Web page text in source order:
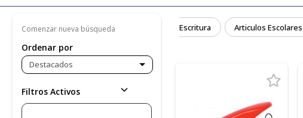
Comenzar nueva búsqueda
Ordenar por
Destacados
Filtros Activos
Articulos Basicos Articulos De Escritura Articulos Escolares